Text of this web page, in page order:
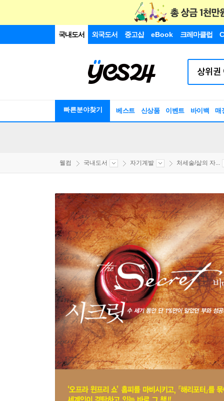
국내도서 외국도서 중고샵 eBook 크레마클럽
빠른분야찾기 베스트 신상품 이벤트 바이백 매
웰컴 국내도서 자기계발 처세술/삶의 자...